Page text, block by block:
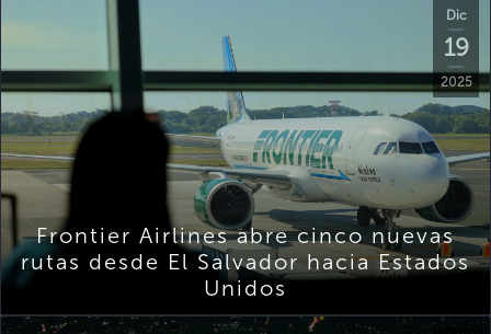
Dic
19
2025
Frontier Airlines abre cinco nuevas
rutas desde El Salvador hacia Estados
Unidos